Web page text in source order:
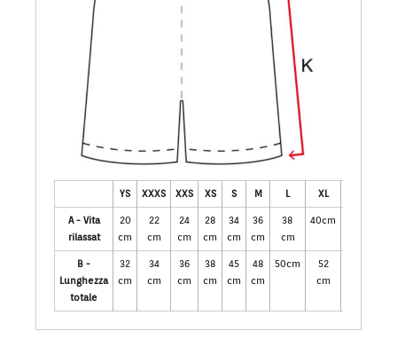
YS XXXS XXS XS S M L XL
A - Vita
rilassat
20
cm
22
cm
24
cm
28
cm
34
cm
36
cm
38
cm
40cm
B -
Lunghezza
totale
32
cm
34
cm
36
cm
38
cm
45
cm
48
cm
50cm
52
cm